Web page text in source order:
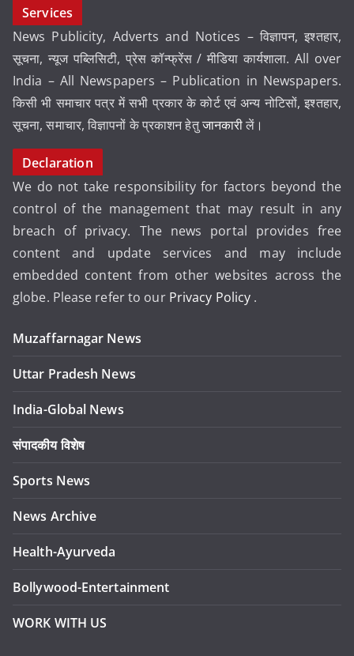
Services
News Publicity, Adverts and Notices – विज्ञापन, इश्तहार,
सूचना, न्यूज पब्लिसिटी, प्रेस कॉन्फ्रेंस / मीडिया कार्यशाला. All over
India – All Newspapers – Publication in Newspapers.
किसी भी समाचार पत्र में सभी प्रकार के कोर्ट एवं अन्य नोटिसों, इश्तहार,
सूचना, समाचार, विज्ञापनों के प्रकाशन हेतुजानकारीलें।
Declaration
We do not take responsibility for factors beyond the
control of the management that may result in any
breach of privacy. The news portal provides free
content and update services and may include
embedded content from other websites across the
globe. Please refer to our Privacy Policy .
Muzaffarnagar News
Uttar Pradesh News
India-Global News
संपादकीय विशेष
Sports News
News Archive
Health-Ayurveda
Bollywood-Entertainment
WORK WITH US